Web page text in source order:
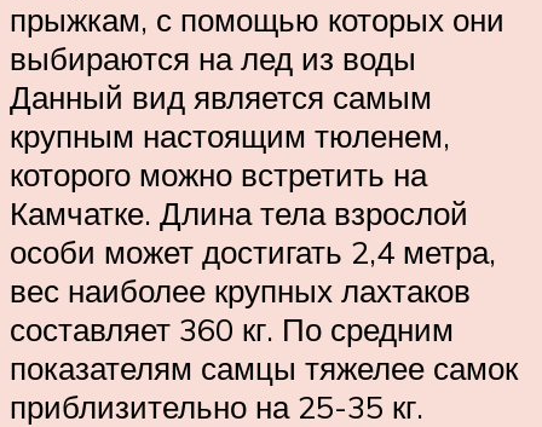
прыжкам, с помощью которых они
выбираются на лед из воды
Данный вид является самым
крупным настоящим тюленем,
которого можно встретить на
Камчатке. Длина тела взрослой
особи может достигать 2,4 метра,
вес наиболее крупных лахтаков
составляет 360 кг. По средним
показателям самцы тяжелее самок
приблизительно на 25-35 кг.